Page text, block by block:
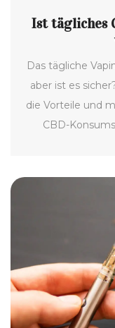
Ist tägliches
Das tägliche
aber ist es
die Vorteile und
CBD-